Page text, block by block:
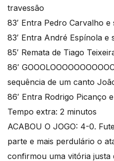
travessão
83′ Entra Pedro Carvalho e
83′ Entra André Espínola e
85′ Remata de Tiago
86′
sequência de um canto
86′ Entra Rodrigo Picanço
Tempo extra: 2 minutos
ACABOU O JOGO: 4-0.
parte e mais perdulário o
confirmou uma vitória justa